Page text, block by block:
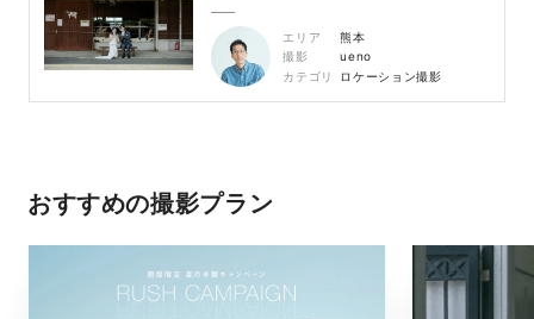
エリア
熊本
撮影
ueno
カテゴリ
ロケーション撮影
おすすめの撮影プラン